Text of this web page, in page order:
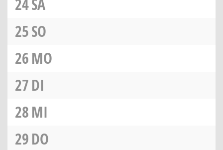
24SA
25SO
26MO
27DI
28MI
29DO